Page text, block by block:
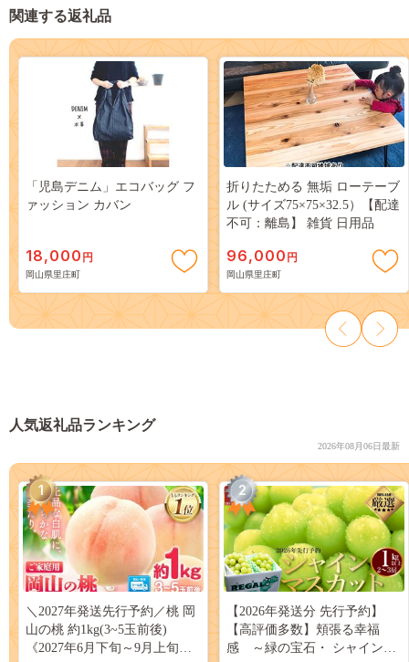
関連する返礼品
「児島デニム」エコバッグ フ
ァッション カバン
18,000 円
岡山県里庄町
折りたためる 無垢 ローテーブ
ル (サイズ75×75×32.5）【配達
不可：離島】 雑貨 日用品
96,000 円
岡山県里庄町
人気返礼品ランキング
2026年08月06日最新
1
＼2027年発送先行予約／桃 岡
山の桃 約1kg(3~5玉前後)
《2027年6月下旬～9月上旬頃
2
【2026年発送分 先行予約】
【高評価多数】頬張る幸福
感 ～緑の宝石・ シャインマ